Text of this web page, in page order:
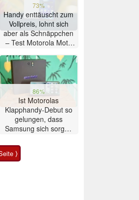
73%
Handy enttäuscht zum
Vollpreis, lohnt sich
aber als Schnäppchen
– Test Motorola Moto
86%
Ist Motorolas
Klapphandy-Debut so
gelungen, dass
Samsung sich sorgen
Smartphone im Test
⟩